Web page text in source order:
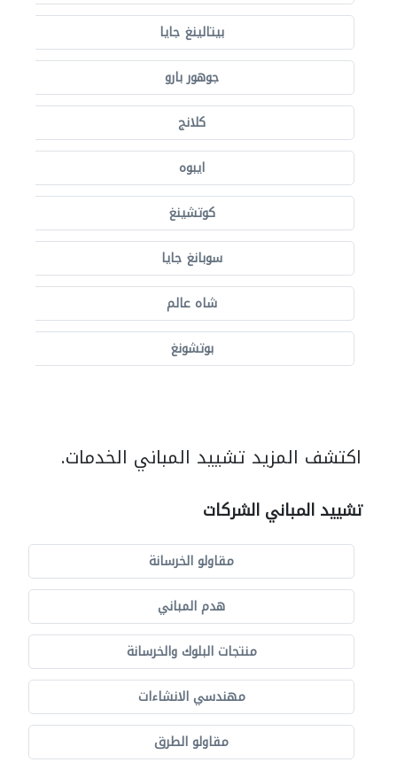
بيتالينغ جايا
جوهور بارو
كلانج
ايبوه
كوتشينغ
سوبانغ جايا
شاه عالم
بوتشونغ
اكتشف المزيد تشييد المباني الخدمات.
تشييد المباني الشركات
مقاولو الخرسانة
هدم المباني
منتجات البلوك والخرسانة
مهندسي الانشاءات
مقاولو الطرق